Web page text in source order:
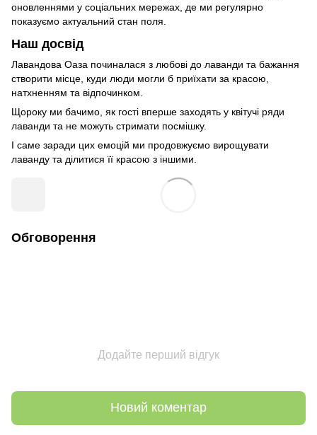
оновленнями у соціальних мережах, де ми регулярно
показуємо актуальний стан поля.
Наш досвід
Лавандова Оаза починалася з любові до лаванди та бажання
створити місце, куди люди могли б приїхати за красою,
натхненням та відпочинком.
Щороку ми бачимо, як гості вперше заходять у квітучі ряди
лаванди та не можуть стримати посмішку.
І саме заради цих емоцій ми продовжуємо вирощувати
лаванду та ділитися її красою з іншими.
Обговорення
Додайте перший відгук
Новий коментар